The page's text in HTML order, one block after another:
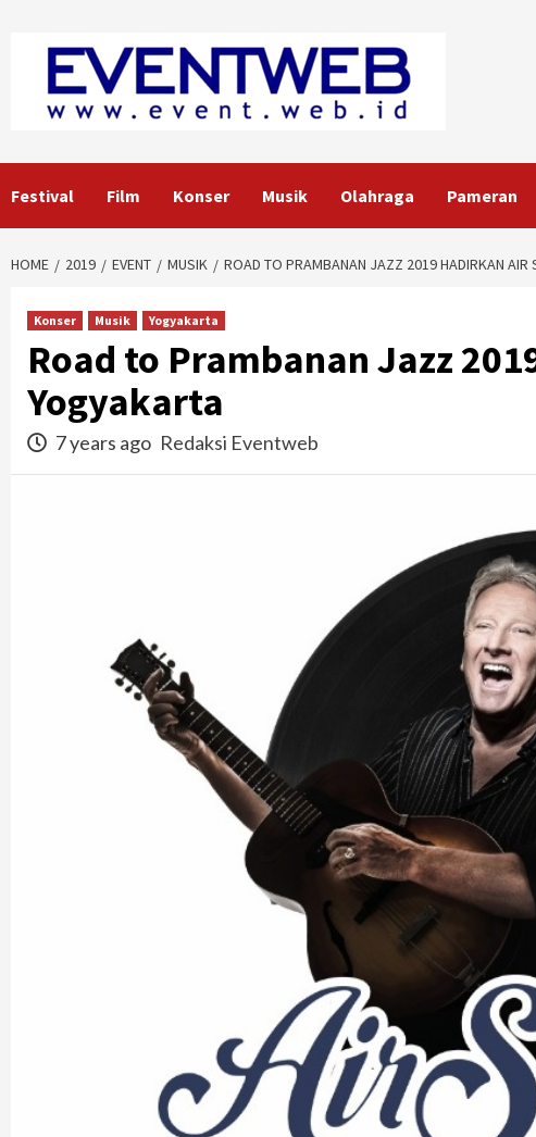
content
Festival Film Konser Musik Olahraga Pameran
HOME 2019 EVENT MUSIK ROAD TO PRAMBANAN JAZZ 2019 HADIRKAN AIR
Konser Musik Yogyakarta
Road to Prambanan Jazz
Yogyakarta
7 years ago Redaksi Eventweb